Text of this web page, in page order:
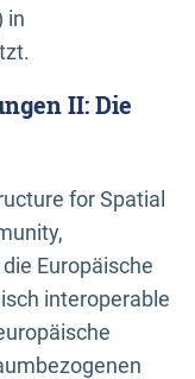
in
II: Die
for Spatial
Europäische
interoperable